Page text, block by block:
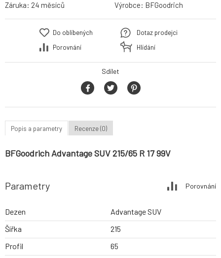
Záruka: 24 měsíců Výrobce: BFGoodrich
Do oblíbených
Porovnání
Dotaz prodejci
Hlídání
Sdílet
Popis a parametry Recenze (0)
BFGoodrich Advantage SUV 215/65 R 17 99V
Parametry Porovnání
Dezen
Advantage SUV
Šířka
215
Profil
65